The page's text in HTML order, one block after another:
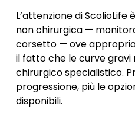
L’attenzione di
non chirurgica —
corsetto — ove
il fatto che le curve gravi
chirurgico specialistico.
progressione, più le
disponibili.